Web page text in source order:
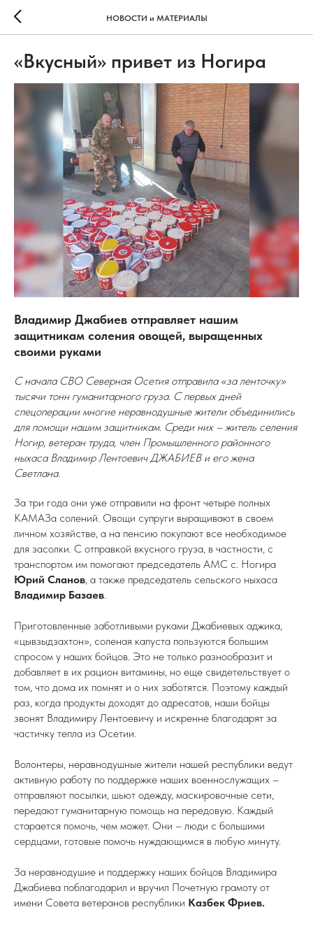
НОВОСТИ и МАТЕРИАЛЫ
«Вкусный» привет из Ногира
Владимир Джабиев отправляет нашим
защитникам соления овощей, выращенных
своими руками
С начала СВО Северная Осетия отправила «за ленточку»
тысячи тонн гуманитарного груза. С первых дней
спецоперации многие неравнодушные жители объединились
для помощи нашим защитникам. Среди них – житель селения
Ногир, ветеран труда, член Промышленного районного
ныхаса Владимир Лентоевич ДЖАБИЕВ и его жена
Светлана.
За три года они уже отправили на фронт четыре полных
КАМАЗа солений. Овощи супруги выращивают в своем
личном хозяйстве, а на пенсию покупают все необходимое
для засолки. С отправкой вкусного груза, в частности, с
транспортом им помогают председатель АМС с. Ногира
Юрий Сланов, а также председатель сельского ныхаса
Владимир Базаев.
Приготовленные заботливыми руками Джабиевых аджика,
«цывзыдзахтон», соленая капуста пользуются большим
спросом у наших бойцов. Это не только разнообразит и
добавляет в их рацион витамины, но еще свидетельствует о
том, что дома их помнят и о них заботятся. Поэтому каждый
раз, когда продукты доходят до адресатов, наши бойцы
звонят Владимиру Лентоевичу и искренне благодарят за
частичку тепла из Осетии.
Волонтеры, неравнодушные жители нашей республики ведут
активную работу по поддержке наших военнослужащих –
отправляют посылки, шьют одежду, маскировочные сети,
передают гуманитарную помощь на передовую. Каждый
старается помочь, чем может. Они – люди с большими
сердцами, готовые помочь нуждающимся в любую минуту.
За неравнодушие и поддержку наших бойцов Владимира
Джабиева поблагодарил и вручил Почетную грамоту от
имени Совета ветеранов республики Казбек Фриев.